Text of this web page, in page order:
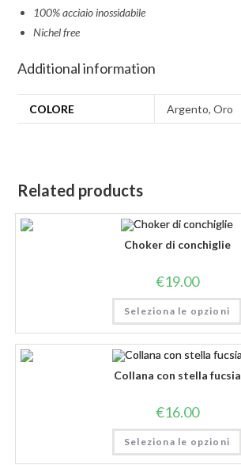
100% acciaio inossidabile
Nichel free
Additional information
COLORE Argento, Oro
Related products
Choker di conchiglie
€19.00
Seleziona le opzioni
Collana con stella fucsia
€16.00
Seleziona le opzioni